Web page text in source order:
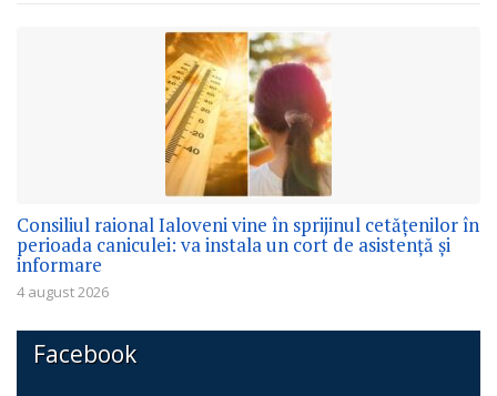
Consiliul raional Ialoveni vine în sprijinul cetățenilor în
perioada caniculei: va instala un cort de asistență și
informare
4 august 2026
Facebook